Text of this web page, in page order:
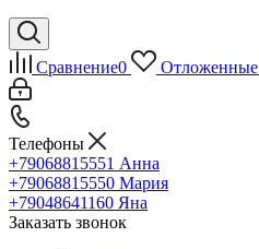
Сравнение0 Отложенные
Телефоны
+79068815551 Анна
+79068815550 Мария
+79048641160 Яна
Заказать звонок